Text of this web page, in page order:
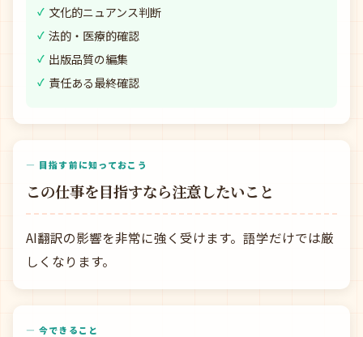
文化的ニュアンス判断
法的・医療的確認
出版品質の編集
責任ある最終確認
— 目指す前に知っておこう
この仕事を目指すなら注意したいこと
AI翻訳の影響を非常に強く受けます。語学だけでは厳
しくなります。
— 今できること